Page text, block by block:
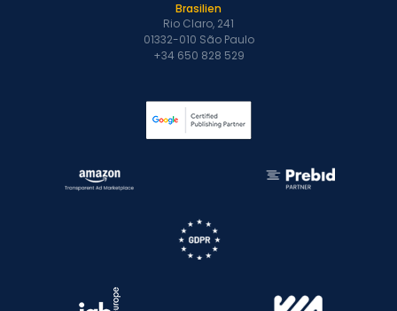
Brasilien
Rio Claro, 241
01332-010 São Paulo
+34 650 828 529